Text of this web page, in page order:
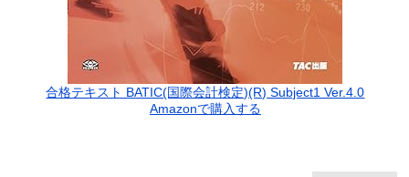
合格テキスト BATIC(国際会計検定)(R) Subject1 Ver.4.0
Amazonで購入する